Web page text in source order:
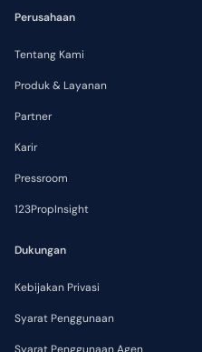
Perusahaan
Tentang Kami
Produk & Layanan
Partner
Karir
Pressroom
123PropInsight
Dukungan
Kebijakan Privasi
Syarat Penggunaan